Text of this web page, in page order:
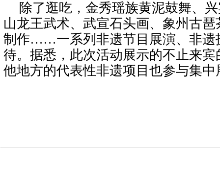
除了逛吃，金秀瑶族黄泥鼓舞、
山龙王武术、武宣石头画、象州古
制作……一系列非遗节目展演、非遗
待。据悉，此次活动展示的不止来
他地方的代表性非遗项目也参与集中